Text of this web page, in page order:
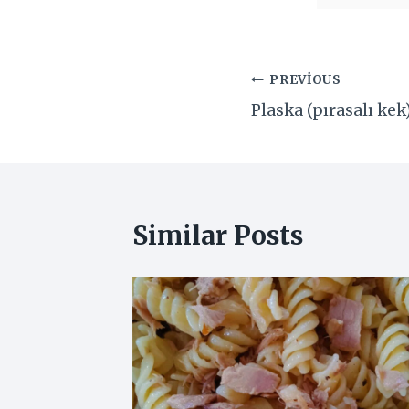
Yazı
gezinmesi
PREVIOUS
Plaska (pırasalı
Similar Posts